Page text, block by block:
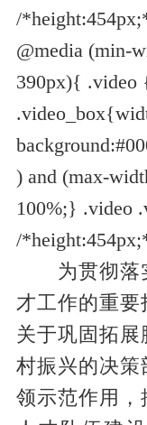
/
@media (min-
390px){ .video
) and (max-
100%;} .video
/
为贯彻落实
才工作的重要
关于巩固拓
村振兴的决策
领示范作用，